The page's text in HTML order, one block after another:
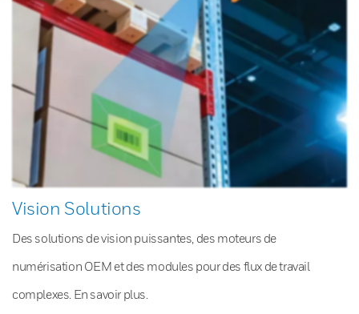
Vision Solutions
Des solutions de vision puissantes, des moteurs de
numérisation OEM et des modules pour des flux de travail
complexes. En savoir plus.